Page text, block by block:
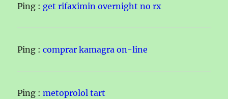
Ping : get rifaximin overnight no rx
Ping :comprar kamagra on-line
Ping :metoprolol tart